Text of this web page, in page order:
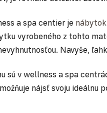
a spa centier je
vyrobeného z tohto
Navyše,
sú v wellness a spa
nájsť svoju